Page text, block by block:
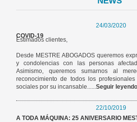
24/03/2020
COVID-19
Estimados clientes,
Desde MESTRE ABOGADOS queremos
y condolencias con las personas
Asimismo, queremos sumarnos al
reconocimiento de todos los
sociales por su incansable......Seguir leyendo
22/10/2019
A TODA MÁQUINA: 25 ANIVERSARIO